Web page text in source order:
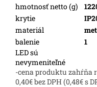
hmotnosť netto (g)
krytie
materiál
balenie
1
LED sú
nevymeniteľné
-cena produktu zahŕňa
0,40€ bez DPH (0,48€ s